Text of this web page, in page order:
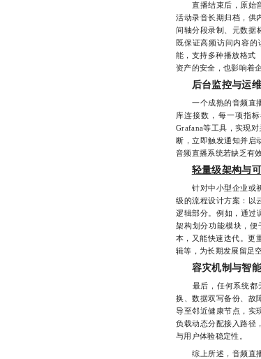
直播结束后，原始音
活动录音长期归档，供
间轴分段录制、元数据
既保证高频访问内容
能，支持多种播放格式
资产的安全，也影响着
后台监控与运
一个成熟的音频直播
库连接数，每一项指
Grafana等工具，实现
断，立即触发通知并启
音频直播系统若缺乏有
轻量级架构与
针对中小型企业或初
级的流程设计方案：以
逻辑部分。例如，通过
架构划分功能模块，便
本，又能快速迭代。更
辑等，为长期发展留足空
容灾机制与智
最后，任何系统都无
换、数据双写备份、故
导至邻近健康节点，实
负载动态分配接入路径
与用户体验稳定性。
综上所述，音频直播